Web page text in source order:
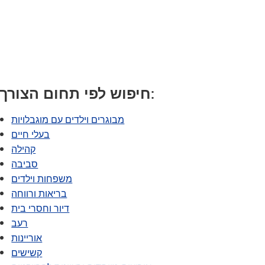
חיפוש לפי תחום הצורך:
מבוגרים וילדים עם מוגבלויות
בעלי חיים
קהילה
סביבה
משפחות וילדים
בריאות ורווחה
דיור וחסרי בית
רעב
אוריינות
קשישים